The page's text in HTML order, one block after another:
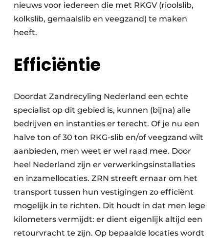
nieuws voor iedereen die met RKGV (rioolslib,
kolkslib, gemaalslib en veegzand) te maken
heeft.
Efficiëntie
Doordat Zandrecyling Nederland een echte
specialist op dit gebied is, kunnen (bijna) alle
bedrijven en instanties er terecht. Of je nu een
halve ton of 30 ton RKG-slib en/of veegzand wilt
aanbieden, men weet er wel raad mee. Door
heel Nederland zijn er verwerkingsinstallaties
en inzamellocaties. ZRN streeft ernaar om het
transport tussen hun vestigingen zo efficiënt
mogelijk in te richten. Dit houdt in dat men lege
kilometers vermijdt: er dient eigenlijk altijd een
retourvracht te zijn. Op bepaalde locaties wordt